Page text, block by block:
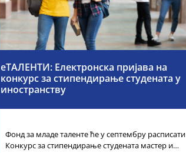
еТАЛЕНТИ: Електронска пријава на
конкурс за стипендирање студената у
иностранству
Фонд за младе таленте ће у септембру расписати
Конкурс за стипендирање студената мастер и